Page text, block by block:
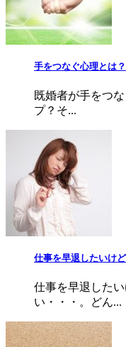
手をつなぐ心理とは
既婚者が手をつ
プ？そ...
仕事を早退したいけ
仕事を早退した
い・・・。どん...